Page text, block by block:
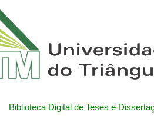
Biblioteca Digital de Teses e